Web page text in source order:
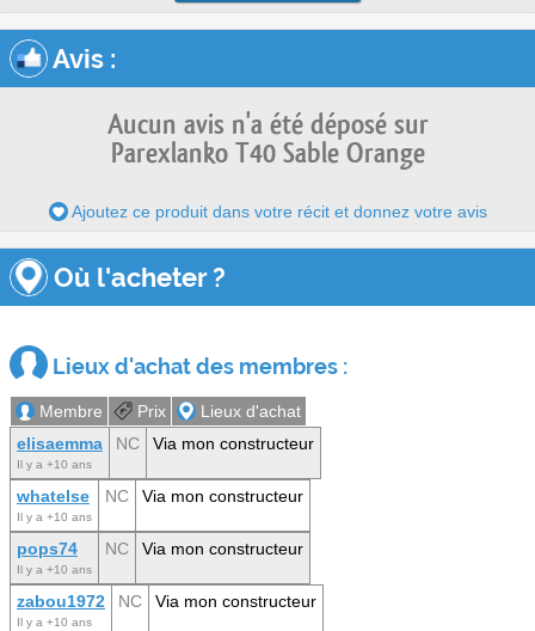
Avis :
Aucun avis n'a été déposé sur
Parexlanko T40 Sable Orange
Ajoutez ce produit dans votre récit et donnez votre avis
Où l'acheter ?
Lieux d'achat des membres :
Membre Prix
Lieux d'achat
elisaemma
Il y a +10 ans
NC Via mon constructeur
whatelse
Il y a +10 ans
NC Via mon constructeur
pops74
Il y a +10 ans
NC Via mon constructeur
zabou1972
Il y a +10 ans
NC Via mon constructeur